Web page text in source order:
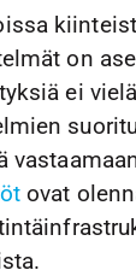
on
ei
ovat